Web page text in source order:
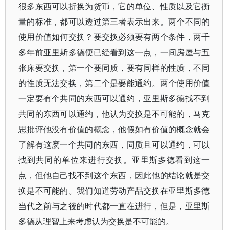
很多东西可以折换为货币，它的单位、性质以及它衡
量的标准，都可以透过第三者表示出来。两个不同的
使用价值如何交换？要交换必须要有两个条件，两千
多年前亚里斯多德便已经看到这一点，一间房屋与五
张床要交换，第一个要同质，要有同样的性质，不同
的性质无法交换，第二个是要能通约。两个使用价值
一定要有个共同的东西可以通约，亚里斯多德找不到
共同的东西可以通约，他认为交换是不可能的，马克
思批评他没有价值的概念，他假如有价值的概念就会
了解有这麽一个共同的东西，同质且可以通约，可以
找到共同的单位来进行交换。亚里斯多德看到这一
点，但他自己找不到这个东西，因此他的结论就是交
换是不可能的。我们知道劳动产品交换在亚里斯多德
当代之前与之後的时代都一直在进行，但是，亚里斯
多德从理智上来考虑认为交换是不可能的。